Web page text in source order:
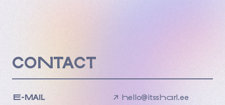
CONTACT
E-MAIL ↗ hello@itssharl.ee